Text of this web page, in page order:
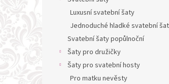
Luxusní svatební šaty
Jednoduché hladké svatební
Svatební šaty popůlnoční
Šaty pro družičky
Šaty pro svatební hosty
Pro matku nevěsty